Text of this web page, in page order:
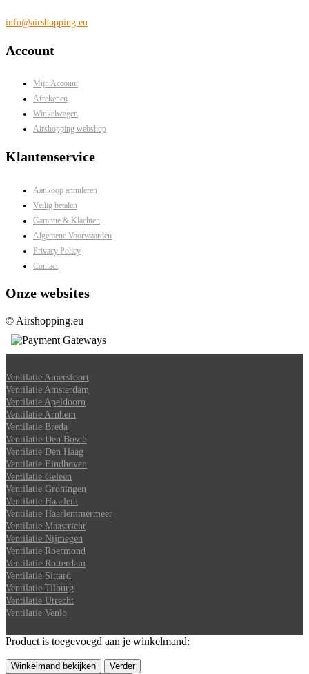
info@airshopping.eu
Account
Mijn Account
Afrekenen
Winkelwagen
Airshopping webshop
Klantenservice
Aankoop annuleren
Veilig betalen
Garantie & Klachten
Algemene Voorwaarden
Privacy Policy
Contact
Onze websites
© Airshopping.eu
Ventilatie Amersfoort
Ventilatie Amsterdam
Ventilatie Apeldoorn
Ventilatie Arnhem
Ventilatie Breda
Ventilatie Den Bosch
Ventilatie Den Haag
Ventilatie Eindhoven
Ventilatie Geleen
Ventilatie Groningen
Ventilatie Haarlem
Ventilatie Haarlemmermeer
Ventilatie Maastricht
Ventilatie Nijmegen
Ventilatie Roermond
Ventilatie Rotterdam
Ventilatie Sittard
Ventilatie Tilburg
Ventilatie Utrecht
Ventilatie Venlo
Product is toegevoegd aan je winkelmand:
Winkelmand bekijken Verder